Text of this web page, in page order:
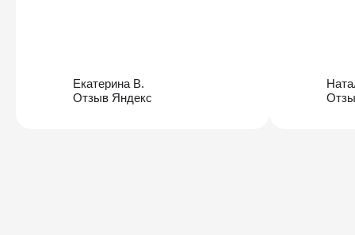
Екатерина В.
Отзыв Яндекс